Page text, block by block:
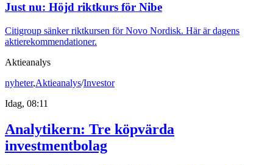
Just nu: Höjd riktkurs för Nibe
Citigroup sänker riktkursen för Novo Nordisk. Här är dagens
aktierekommendationer.
Aktieanalys
nyheter,Aktieanalys/Investor
Idag, 08:11
Analytikern: Tre köpvärda
investmentbolag